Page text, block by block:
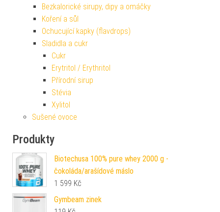
Bezkalorické sirupy, dipy a omáčky
Koření a sůl
Ochucující kapky (flavdrops)
Sladidla a cukr
Cukr
Erytritol / Erythritol
Přírodní sirup
Stévia
Xylitol
Sušené ovoce
Produkty
Biotechusa 100% pure whey 2000 g -
čokoláda/arašídové máslo
1 599 Kč
Gymbeam zinek